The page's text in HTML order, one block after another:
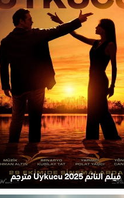
فيلم النائم Uykucu 2025 مترجم